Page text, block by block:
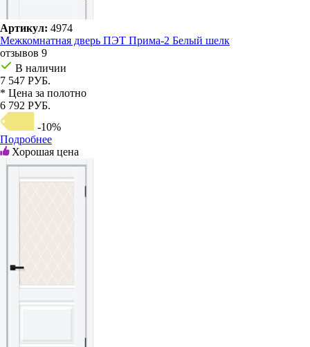
Артикул: 4974
Межкомнатная дверь ПЭТ Прима-2 Белый шелк
отзывов 9
В наличии
7 547 РУБ.
* Цена за полотно
6 792 РУБ.
-10%
Подробнее
Хорошая цена